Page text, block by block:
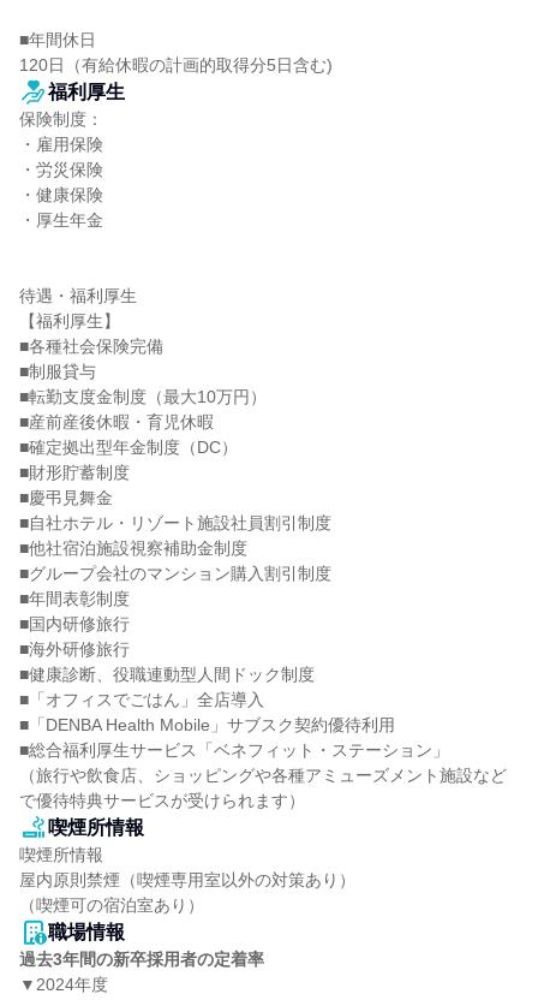
■年間休日
120日（有給休暇の計画的取得分5日含む)
福利厚生
保険制度：
・雇用保険
・労災保険
・健康保険
・厚生年金
待遇・福利厚生
【福利厚生】
■各種社会保険完備
■制服貸与
■転勤支度金制度（最大10万円）
■産前産後休暇・育児休暇
■確定拠出型年金制度（DC）
■財形貯蓄制度
■慶弔見舞金
■自社ホテル・リゾート施設社員割引制度
■他社宿泊施設視察補助金制度
■グループ会社のマンション購入割引制度
■年間表彰制度
■国内研修旅行
■海外研修旅行
■健康診断、役職連動型人間ドック制度
■「オフィスでごはん」全店導入
■「DENBA Health Mobile」サブスク契約優待利用
■総合福利厚生サービス「ベネフィット・ステーション」
（旅行や飲食店、ショッピングや各種アミューズメント施設など
で優待特典サービスが受けられます）
喫煙所情報
喫煙所情報
屋内原則禁煙（喫煙専用室以外の対策あり）
（喫煙可の宿泊室あり）
職場情報
過去3年間の新卒採用者の定着率
▼2024年度